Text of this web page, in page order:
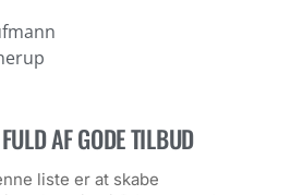
AF GODE TILBUD
liste er at skabe